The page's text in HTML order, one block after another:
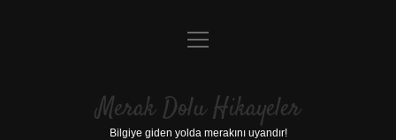
Anasayfa
Yasal Uyarı
menüyü
Merak Dolu Hikayeler
Bilgiye giden yolda merakını uyandır!